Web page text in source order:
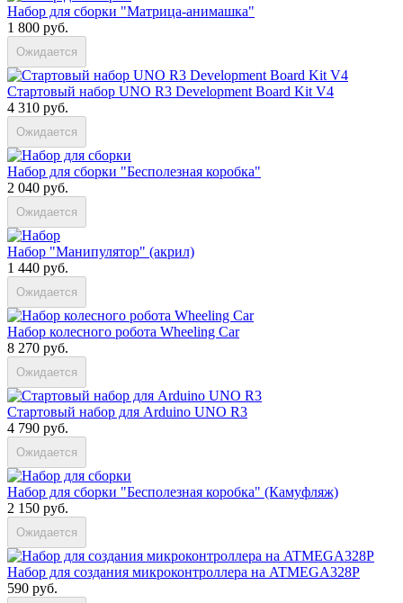
Набор для сборки "Матрица-анимашка"
1 800 руб.
Ожидается
Стартовый набор UNO R3 Development Board Kit V4
4 310 руб.
Ожидается
Набор для сборки "Бесполезная коробка"
2 040 руб.
Ожидается
Набор "Манипулятор" (акрил)
1 440 руб.
Ожидается
Набор колесного робота Wheeling Car
8 270 руб.
Ожидается
Стартовый набор для Arduino UNO R3
4 790 руб.
Ожидается
Набор для сборки "Бесполезная коробка" (Камуфляж)
2 150 руб.
Ожидается
Набор для создания микроконтроллера на ATMEGA328P
590 руб.